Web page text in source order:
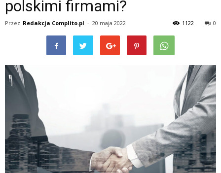
polskimi firmami?
Przez Redakcja Complito.pl - 20 maja 2022 0
1122